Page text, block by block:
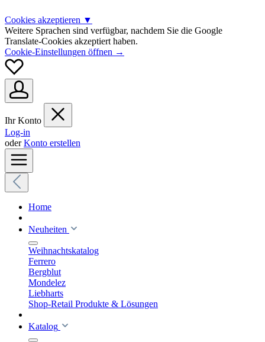
Cookies akzeptieren ▼
Weitere Sprachen sind verfügbar, nachdem Sie die Google
Translate-Cookies akzeptiert haben.
Cookie-Einstellungen öffnen →
Ihr Konto
Log-in
oderKonto erstellen
Home
Neuheiten
Weihnachtskatalog
Ferrero
Bergblut
Mondelez
Liebharts
Shop-Retail Produkte & Lösungen
Katalog